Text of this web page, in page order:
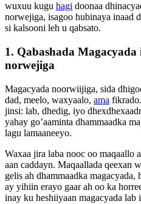
wuxuu kugu hagi doonaa
norwejiga, isagoo hubinaya inaad
si kalsooni leh u qabsato.
1. Qabashada
norwejiga
Magacyada noorwiijiga, sida
dad, meelo, waxyaalo, ama
jinsi: lab, dhedig, iyo
yahay go’aaminta dhammaadka
lagu lamaaneeyo.
Waxaa jira laba nooc oo maqaallo
aan caddayn. Maqaallada qeexan
gelis ah dhammaadka magacyada,
ay yihiin erayo gaar ah oo ka
inay ku heshiiyaan magacyada